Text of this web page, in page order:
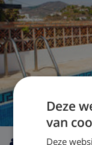
Deze
van
Deze